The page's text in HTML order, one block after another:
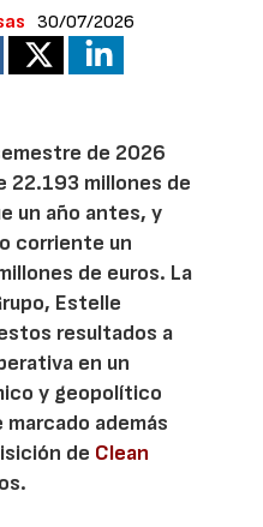
30/07/2026
de 2026
22.193 millones de
un año antes, y
corriente un
de euros. La
Estelle
resultados a
en un
y geopolítico
además
de Clean